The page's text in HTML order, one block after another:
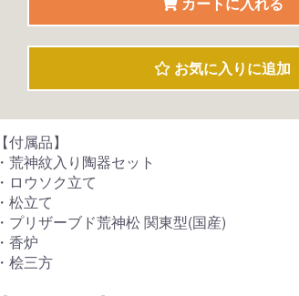
お気に入りに追加
【付属品】
・荒神紋入り陶器セット
・ロウソク立て
・松立て
・プリザーブド荒神松 関東型(国産)
・香炉
・桧三方